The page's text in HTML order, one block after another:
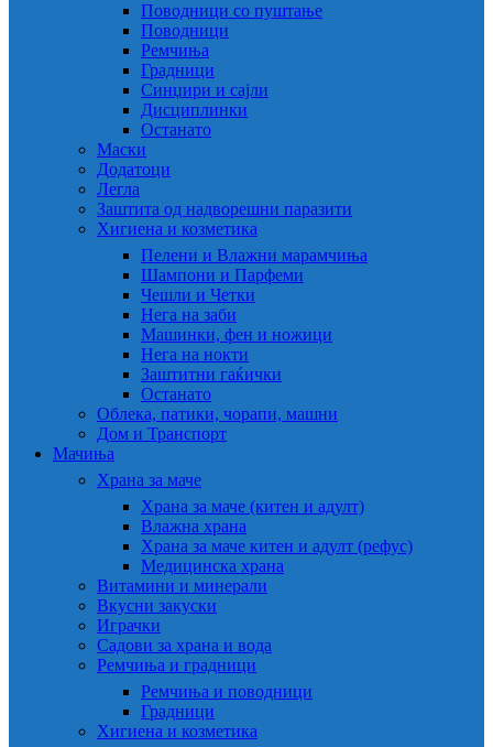
Поводници со пуштање
Поводници
Ремчиња
Градници
Синџири и сајли
Дисциплинки
Останато
Маски
Додатоци
Легла
Заштита од надворешни паразити
Хигиена и козметика
Пелени и Влажни марамчиња
Шампони и Парфеми
Чешли и Четки
Нега на заби
Машинки, фен и ножици
Нега на нокти
Заштитни гаќички
Останато
Облека, патики, чорапи, машни
Дом и Транспорт
Мачиња
Храна за маче
Храна за маче (китен и адулт)
Влажна храна
Храна за маче китен и адулт (рефус)
Медицинска храна
Витамини и минерали
Вкусни закуски
Играчки
Садови за храна и вода
Ремчиња и градници
Ремчиња и поводници
Градници
Хигиена и козметика